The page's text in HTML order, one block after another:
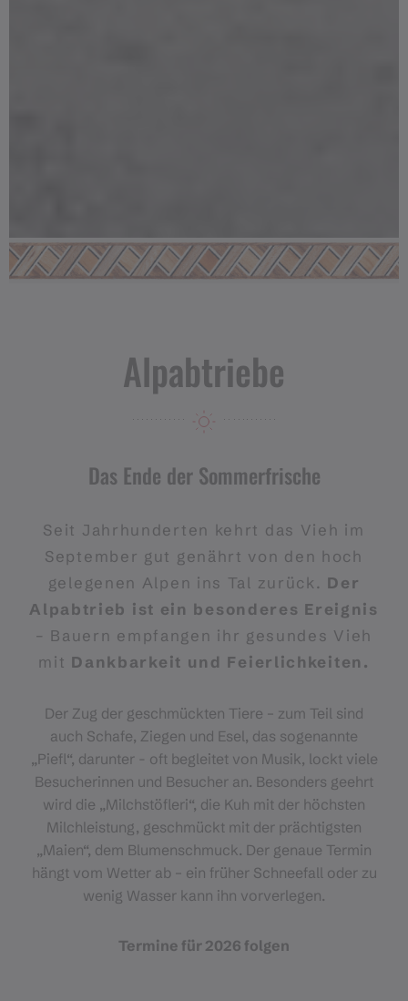
Alpabtriebe
Das Ende der Sommerfrische
Seit Jahrhunderten kehrt das Vieh im
September gut genährt von den hoch
gelegenen Alpen ins Tal zurück. Der
Alpabtrieb ist ein besonderes Ereignis
– Bauern empfangen ihr gesundes Vieh
mit Dankbarkeit und Feierlichkeiten.
Der Zug der geschmückten Tiere – zum Teil sind
auch Schafe, Ziegen und Esel, das sogenannte
„Piefl“, darunter - oft begleitet von Musik, lockt viele
Besucherinnen und Besucher an. Besonders geehrt
wird die „Milchstöfleri“, die Kuh mit der höchsten
Milchleistung, geschmückt mit der prächtigsten
„Maien“, dem Blumenschmuck. Der genaue Termin
hängt vom Wetter ab – ein früher Schneefall oder zu
wenig Wasser kann ihn vorverlegen.
Termine für 2026 folgen